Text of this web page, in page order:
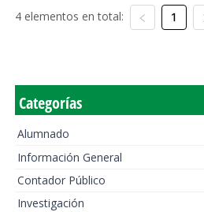
4 elementos en total: 1
Categorías
Alumnado
Información General
Contador Público
Investigación